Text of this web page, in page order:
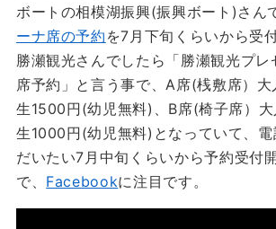
ボートの相模湖振興(振興ボート)さん
ーナ席の予約 を7月下旬くらいから受
勝瀬観光さんでしたら「勝瀬観光プレ
席予約」と言う事で、A席(桟敷席）
生1500円(幼児無料)、B席(椅子席）
生1000円(幼児無料)となっていて、電
だいたい7月中旬くらいから予約受付
で、 Facebookに注目です。